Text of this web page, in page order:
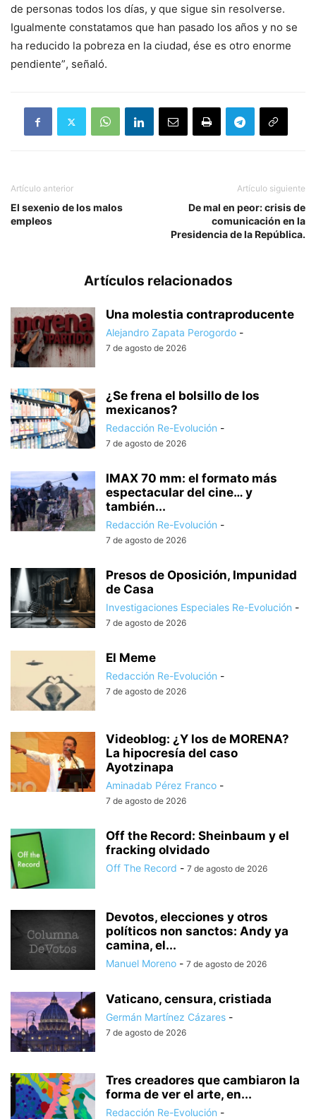
de personas todos los días, y que sigue sin resolverse.
Igualmente constatamos que han pasado los años y no se
ha reducido la pobreza en la ciudad, ése es otro enorme
pendiente”, señaló.
Artículo anterior
El sexenio de los malos
empleos
Artículo siguiente
De mal en peor: crisis de
comunicación en la
Presidencia de la República.
Artículos relacionados
Una molestia contraproducente
Alejandro Zapata Perogordo -
7 de agosto de 2026
¿Se frena el bolsillo de los
mexicanos?
Redacción Re-Evolución -
7 de agosto de 2026
IMAX 70 mm: el formato más
espectacular del cine… y
también...
Redacción Re-Evolución -
7 de agosto de 2026
Presos de Oposición, Impunidad
de Casa
Investigaciones Especiales Re-Evolución -
7 de agosto de 2026
El Meme
Redacción Re-Evolución -
7 de agosto de 2026
Videoblog: ¿Y los de MORENA?
La hipocresía del caso
Ayotzinapa
Aminadab Pérez Franco -
7 de agosto de 2026
Off the Record: Sheinbaum y el
fracking olvidado
Off The Record - 7 de agosto de 2026
Devotos, elecciones y otros
políticos non sanctos: Andy ya
camina, el...
Manuel Moreno - 7 de agosto de 2026
Vaticano, censura, cristiada
Germán Martínez Cázares -
7 de agosto de 2026
Tres creadores que cambiaron la
forma de ver el arte, en...
Redacción Re-Evolución -